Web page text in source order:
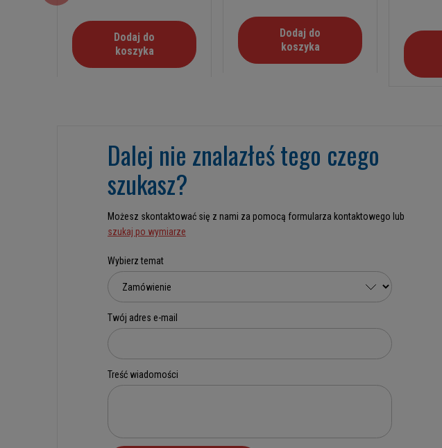
Dodaj do
koszyka
Dodaj do
koszyka
Dalej nie znalazłeś tego czego
szukasz?
Możesz skontaktować się z nami za pomocą formularza kontaktowego lub
szukaj po wymiarze